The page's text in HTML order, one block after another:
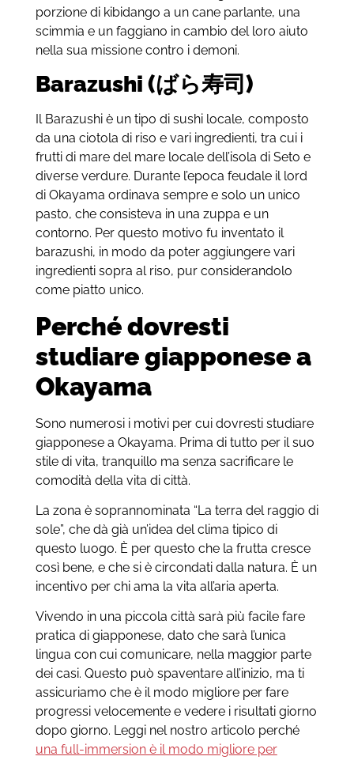
porzione di kibidango a un cane parlante, una
scimmia e un faggiano in cambio del loro aiuto
nella sua missione contro i demoni.
Barazushi (ばら寿司)
Il Barazushi è un tipo di sushi locale, composto
da una ciotola di riso e vari ingredienti, tra cui i
frutti di mare del mare locale dell’isola di Seto e
diverse verdure. Durante l’epoca feudale il lord
di Okayama ordinava sempre e solo un unico
pasto, che consisteva in una zuppa e un
contorno. Per questo motivo fu inventato il
barazushi, in modo da poter aggiungere vari
ingredienti sopra al riso, pur considerandolo
come piatto unico.
Perché dovresti
studiare giapponese a
Okayama
Sono numerosi i motivi per cui dovresti studiare
giapponese a Okayama. Prima di tutto per il suo
stile di vita, tranquillo ma senza sacrificare le
comodità della vita di città.
La zona è soprannominata “La terra del raggio di
sole”, che dà già un’idea del clima tipico di
questo luogo. È per questo che la frutta cresce
così bene, e che si è circondati dalla natura. È un
incentivo per chi ama la vita all’aria aperta.
Vivendo in una piccola città sarà più facile fare
pratica di giapponese, dato che sarà l’unica
lingua con cui comunicare, nella maggior parte
dei casi. Questo può spaventare all’inizio, ma ti
assicuriamo che è il modo migliore per fare
progressi velocemente e vedere i risultati giorno
dopo giorno. Leggi nel nostro articolo perché
una full-immersion è il modo migliore per